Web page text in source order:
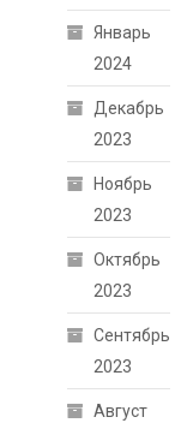
Январь
2024
Декабрь
2023
Ноябрь
2023
Октябрь
2023
Сентябрь
2023
Август